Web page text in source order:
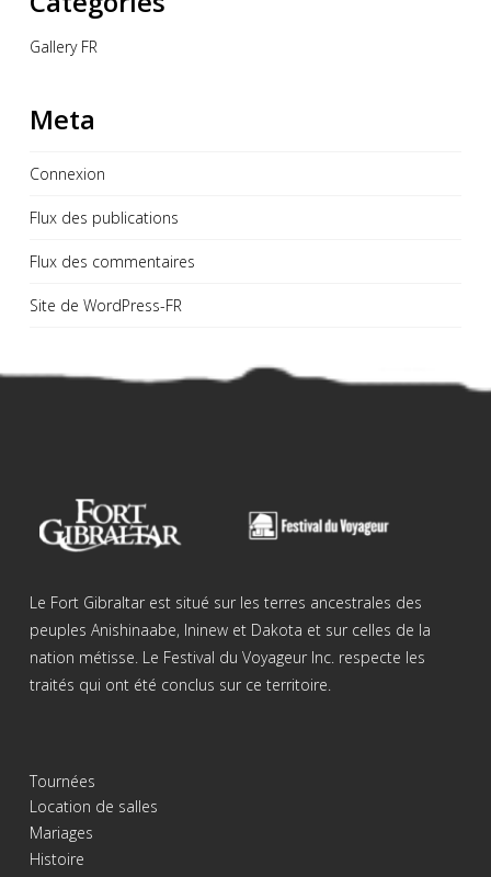
Gallery FR
Meta
Connexion
Flux des publications
Flux des commentaires
Site de WordPress-FR
Le Fort Gibraltar est situé sur les terres ancestrales des
peuples Anishinaabe, Ininew et Dakota et sur celles de la
nation métisse. Le Festival du Voyageur Inc. respecte les
traités qui ont été conclus sur ce territoire.
Tournées
Location de salles
Mariages
Histoire